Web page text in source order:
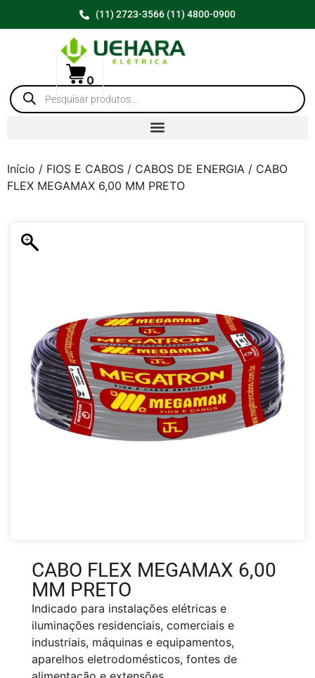
(11) 2723-3566 (11) 4800-0900
0
Início / FIOS E CABOS / CABOS DE ENERGIA / CABO
FLEX MEGAMAX 6,00 MM PRETO
CABO FLEX MEGAMAX 6,00
MM PRETO
Indicado para instalações elétricas e
iluminações residenciais, comerciais e
industriais, máquinas e equipamentos,
aparelhos eletrodomésticos, fontes de